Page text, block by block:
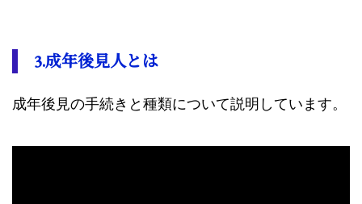
3.成年後見人とは
成年後見の手続きと種類について説明しています。